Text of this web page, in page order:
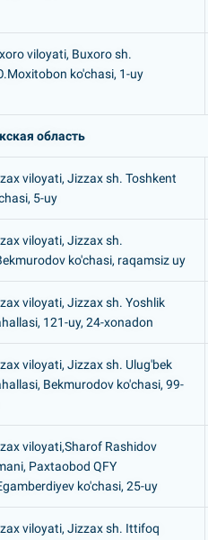
viloyati, Buxoro sh.
ko'chasi, 1-uy
область
viloyati, Jizzax sh. Toshkent
5-uy
viloyati, Jizzax sh.
ko'chasi, raqamsiz uy
viloyati, Jizzax sh. Yoshlik
121-uy, 24-xonadon
viloyati, Jizzax sh. Ulug'bek
Bekmurodov ko'chasi, 99-
viloyati,Sharof Rashidov
Paxtaobod QFY
ko'chasi, 25-uy
viloyati, Jizzax sh. Ittifoq